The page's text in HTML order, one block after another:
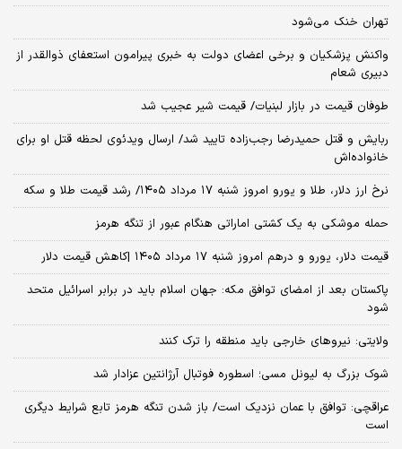
تهران خنک می‌شود
واکنش پزشکیان و برخی اعضای دولت به خبری پیرامون استعفای ذوالقدر از
دبیری شعام
طوفان قیمت در بازار لبنیات/ قیمت شیر عجیب شد
ربایش و قتل حمیدرضا رجب‌زاده تایید شد/ ارسال ویدئوی لحظه قتل او برای
خانواده‌اش
نرخ ارز دلار، طلا و یورو امروز شنبه ۱۷ مرداد ۱۴۰۵/ رشد قیمت طلا و سکه
حمله موشکی به یک کشتی اماراتی هنگام عبور از تنگه هرمز
قیمت دلار، یورو و درهم امروز شنبه ۱۷ مرداد ۱۴۰۵ |کاهش قیمت دلار
پاکستان بعد از امضای توافق مکه: جهان اسلام باید در برابر اسرائیل متحد
شود
ولایتی: نیروهای خارجی باید منطقه را ترک کنند
شوک بزرگ به لیونل مسی؛ اسطوره فوتبال آرژانتین عزادار شد
عراقچی: توافق با عمان نزدیک است/ باز شدن تنگه هرمز تابع شرایط دیگری
است